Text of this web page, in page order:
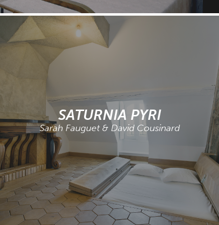
SATURNIA PYRI
Sarah Fauguet & David Cousinard